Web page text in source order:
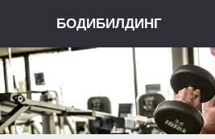
БОДИБИЛДИНГ